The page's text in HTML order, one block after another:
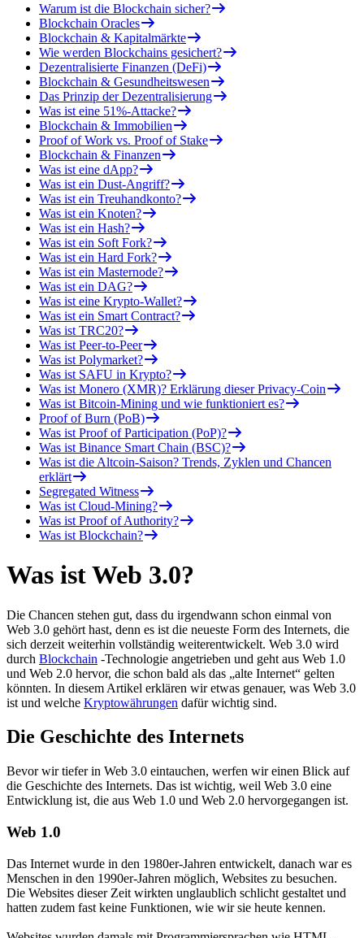
Warum ist die Blockchain sicher?
Blockchain Oracles
Blockchain & Kapitalmärkte
Wie werden Blockchains gesichert?
Dezentralisierte Finanzen (DeFi)
Blockchain & Gesundheitswesen
Das Prinzip der Dezentralisierung
Was ist eine 51%-Attacke?
Blockchain & Immobilien
Proof of Work vs. Proof of Stake
Blockchain & Finanzen
Was ist eine dApp?
Was ist ein Dust-Angriff?
Was ist ein Treuhandkonto?
Was ist ein Knoten?
Was ist ein Hash?
Was ist ein Soft Fork?
Was ist ein Hard Fork?
Was ist ein Masternode?
Was ist ein DAG?
Was ist eine Krypto-Wallet?
Was ist ein Smart Contract?
Was ist TRC20?
Was ist Peer-to-Peer
Was ist Polymarket?
Was ist SAFU in Krypto?
Was ist Monero (XMR)? Erklärung dieser Privacy-Coin
Was ist Bitcoin-Mining und wie funktioniert es?
Proof of Burn (PoB)
Was ist Proof of Participation (PoP)?
Was ist Binance Smart Chain (BSC)?
Was ist die Altcoin-Saison? Trends, Zyklen und Chancen
erklärt
Segregated Witness
Was ist Cloud-Mining?
Was ist Proof of Authority?
Was ist Blockchain?
Was ist Web 3.0?
Die Chancen stehen gut, dass du irgendwann schon einmal von
Web 3.0 gehört hast, denn es ist die neueste Form des Internets, die
sich derzeit weiterhin vollständig weiterentwickelt. Web 3.0 wird
durch Blockchain -Technologie angetrieben und geht aus Web 1.0
und Web 2.0 hervor, die schon bald als das „alte Internet“ gelten
könnten. In diesem Artikel erklären wir etwas genauer, was Web 3.0
ist und welche Kryptowährungen dafür wichtig sind.
Die Geschichte des Internets
Bevor wir tiefer in Web 3.0 eintauchen, werfen wir einen Blick auf
die Geschichte des Internets. Das ist wichtig, weil Web 3.0 eine
Entwicklung ist, die aus Web 1.0 und Web 2.0 hervorgegangen ist.
Web 1.0
Das Internet wurde in den 1980er-Jahren entwickelt, danach war es
Menschen in den 1990er-Jahren möglich, Websites zu besuchen.
Die Websites dieser Zeit wirkten unglaublich schlicht gestaltet und
hatten zudem fast keine Funktionen, wie wir sie heute kennen.